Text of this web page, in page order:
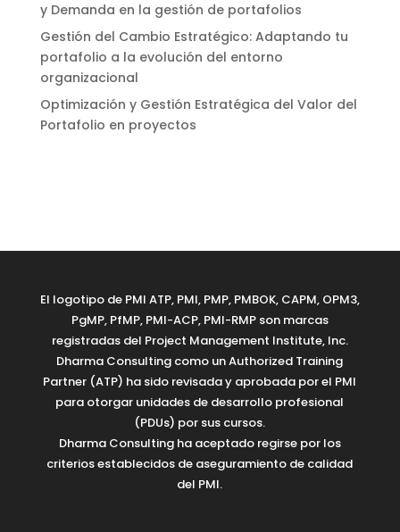
y Demanda en la gestión de portafolios
Gestión del Cambio Estratégico: Adaptando tu
portafolio a la evolución del entorno
organizacional
Optimización y Gestión Estratégica del Valor del
Portafolio en proyectos
El logotipo de PMI ATP, PMI, PMP, PMBOK, CAPM, OPM3,
PgMP, PfMP, PMI-ACP, PMI-RMP son marcas
registradas del Project Management Institute, Inc.
Dharma Consulting como un Authorized Training
Partner (ATP) ha sido revisada y aprobada por el PMI
para otorgar unidades de desarrollo profesional
(PDUs) por sus cursos.
Dharma Consulting ha aceptado regirse por los
criterios establecidos de aseguramiento de calidad
del PMI.